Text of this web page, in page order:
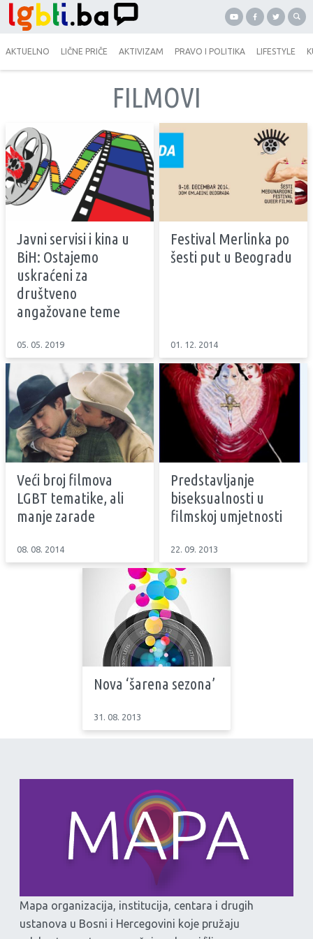
AKTUELNO LIČNE PRIČE AKTIVIZAM PRAVO I POLITIKA LIFESTYLE
FILMOVI
Javni servisi i kina u
BiH: Ostajemo
uskraćeni za
društveno
angažovane teme
05. 05. 2019
Festival Merlinka po
šesti put u Beogradu
01. 12. 2014
Veći broj filmova
LGBT tematike, ali
manje zarade
08. 08. 2014
Predstavljanje
biseksualnosti u
filmskoj umjetnosti
22. 09. 2013
Nova ‘šarena sezona’
31. 08. 2013
Mapa organizacija, institucija, centara i drugih
ustanova u Bosni i Hercegovini koje pružaju